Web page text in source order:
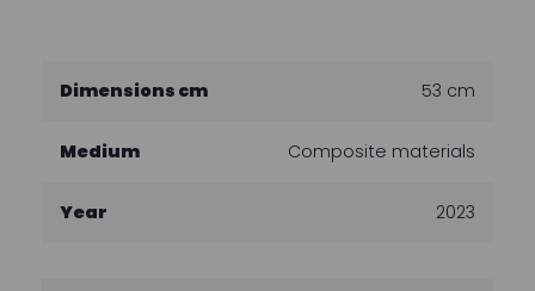
Dimensions cm 53 cm
Medium Composite materials
Year 2023